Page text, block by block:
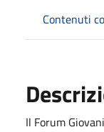
Contenuti
Il Forum